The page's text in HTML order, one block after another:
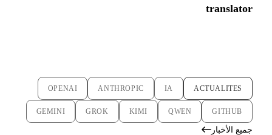
translator
ACTUALITES
IA
ANTHROPIC
OPENAI
GITHUB
QWEN
KIMI
GROK
GEMINI
جميع الأخبار